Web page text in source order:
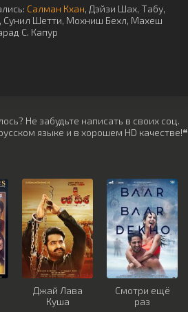
Салман Кхан, Дэйзи Шах, Табу,
, Сунил Шетти, Мохниш Бехл, Махеш
С. Капур
Не забудьте написать в своих соц.
языке и в хорошем HD качестве!❝
Джай Лава
Куша
Смотри ещё
раз